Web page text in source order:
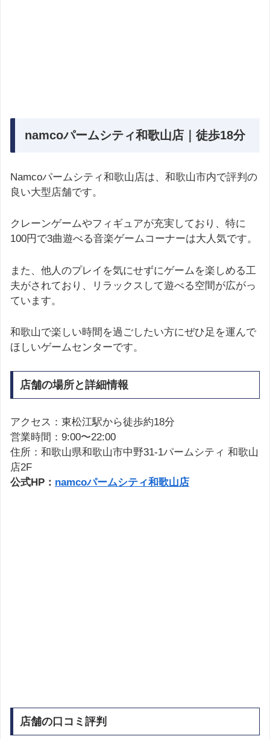
namcoパームシティ和歌山店｜徒歩18分
Namcoパームシティ和歌山店は、和歌山市内で評判の
良い大型店舗です。
クレーンゲームやフィギュアが充実しており、特に
100円で3曲遊べる音楽ゲームコーナーは大人気です。
また、他人のプレイを気にせずにゲームを楽しめる工
夫がされており、リラックスして遊べる空間が広がっ
ています。
和歌山で楽しい時間を過ごしたい方にぜひ足を運んで
ほしいゲームセンターです。
店舗の場所と詳細情報
アクセス：東松江駅から徒歩約18分
営業時間：9:00〜22:00
住所：和歌山県和歌山市中野31-1パームシティ 和歌山
店2F
公式HP： namcoパームシティ和歌山店
店舗の口コミ評判